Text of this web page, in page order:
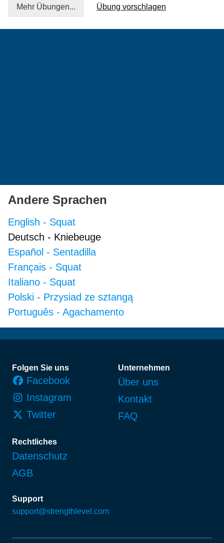
Mehr Übungen... Übung vorschlagen
Andere Sprachen
English - Squat
Deutsch - Kniebeuge
Español - Sentadilla
Français - Squat
Italiano - Squat
Polski - Przysiad ze sztangą
Português - Agachamento
Fußzeile
Folgen Sie uns
Facebook
Instagram
Twitter
Unternehmen
Über uns
Kontakt
FAQ
Rechtliches
Datenschutz
AGB
Support
support@strengthlevel.com